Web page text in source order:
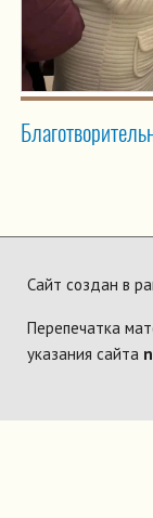
Сайт создан в
Перепечатка
указания сайта